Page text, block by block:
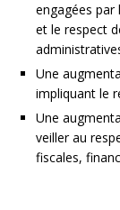
engagées
et le respect
Une
impliquant le
Une
veiller au
fiscales,